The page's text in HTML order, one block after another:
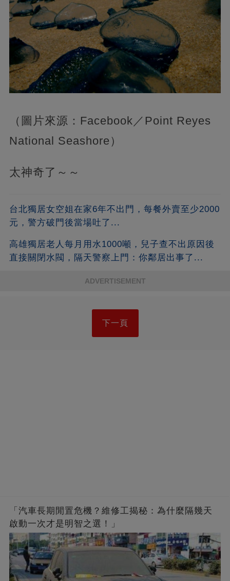
（圖片來源：Facebook／Point Reyes
National Seashore）
太神奇了～～
台北獨居女空姐在家6年不出門，每餐外賣至少2000
元，警方破門後當場吐了...
高雄獨居老人每月用水1000噸，兒子查不出原因後
直接關閉水閥，隔天警察上門：你鄰居出事了...
ADVERTISEMENT
下一頁
「汽車長期閒置危機？維修工揭秘：為什麼隔幾天
啟動一次才是明智之選！」